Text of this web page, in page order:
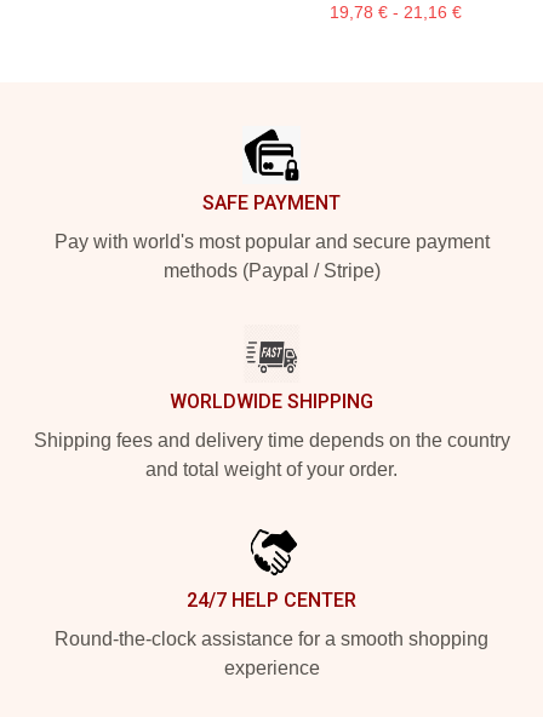
19,78 € - 21,16 €
SAFE PAYMENT
Pay with world's most popular and secure payment
methods (Paypal / Stripe)
WORLDWIDE SHIPPING
Shipping fees and delivery time depends on the country
and total weight of your order.
24/7 HELP CENTER
Round-the-clock assistance for a smooth shopping
experience